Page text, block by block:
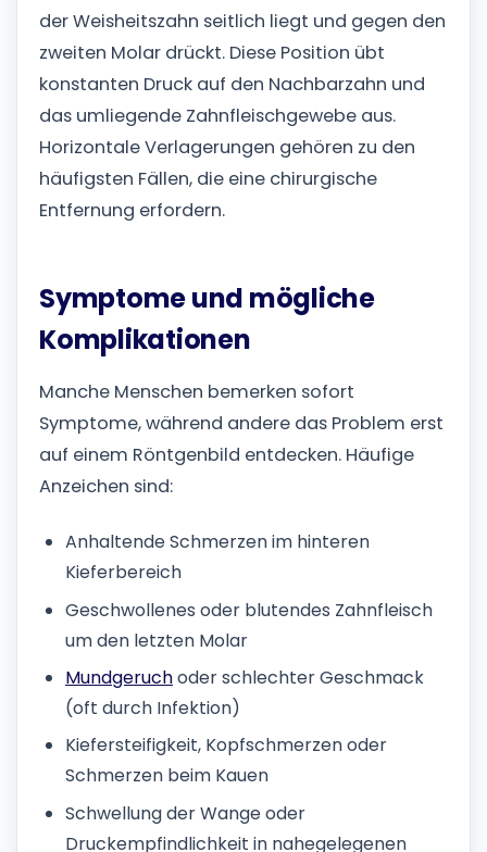
der Weisheitszahn seitlich liegt und gegen den
zweiten Molar drückt. Diese Position übt
konstanten Druck auf den Nachbarzahn und
das umliegende Zahnfleischgewebe aus.
Horizontale Verlagerungen gehören zu den
häufigsten Fällen, die eine chirurgische
Entfernung erfordern.
Symptome und mögliche
Komplikationen
Manche Menschen bemerken sofort
Symptome, während andere das Problem erst
auf einem Röntgenbild entdecken. Häufige
Anzeichen sind:
Anhaltende Schmerzen im hinteren
Kieferbereich
Geschwollenes oder blutendes Zahnfleisch
um den letzten Molar
Mundgeruchoder schlechter Geschmack
(oft durch Infektion)
Kiefersteifigkeit, Kopfschmerzen oder
Schmerzen beim Kauen
Schwellung der Wange oder
Druckempfindlichkeit in nahegelegenen